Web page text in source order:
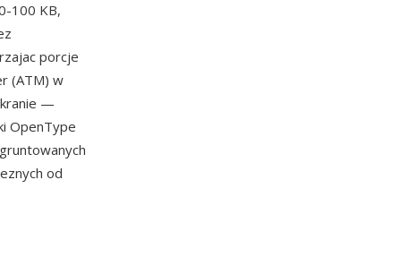
100 KB,
porcje
(ATM) w
—
OpenType
od